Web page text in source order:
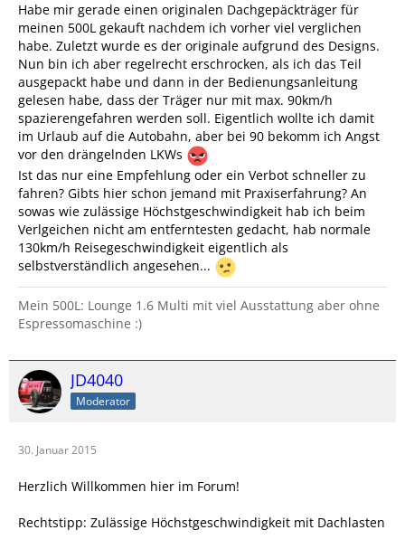
Habe mir gerade einen originalen Dachgepäckträger für
meinen 500L gekauft nachdem ich vorher viel verglichen
habe. Zuletzt wurde es der originale aufgrund des Designs.
Nun bin ich aber regelrecht erschrocken, als ich das Teil
ausgepackt habe und dann in der Bedienungsanleitung
gelesen habe, dass der Träger nur mit max. 90km/h
spazierengefahren werden soll. Eigentlich wollte ich damit
im Urlaub auf die Autobahn, aber bei 90 bekomm ich Angst
vor den drängelnden LKWs
Ist das nur eine Empfehlung oder ein Verbot schneller zu
fahren? Gibts hier schon jemand mit Praxiserfahrung? An
sowas wie zulässige Höchstgeschwindigkeit hab ich beim
Verlgeichen nicht am entferntesten gedacht, hab normale
130km/h Reisegeschwindigkeit eigentlich als
selbstverständlich angesehen...
Mein 500L: Lounge 1.6 Multi mit viel Ausstattung aber ohne
Espressomaschine :)
JD4040
Moderator
30. Januar 2015
Herzlich Willkommen hier im Forum!
Rechtstipp: Zulässige Höchstgeschwindigkeit mit Dachlasten